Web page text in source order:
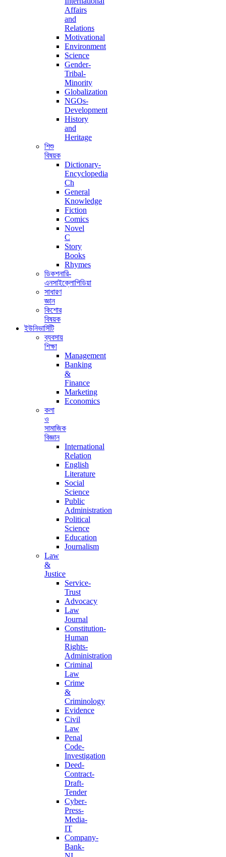
Affairs
and
Relations
Motivational
Environment
Science
Gender-
Tribal-
Minority
Globalization
NGOs-
Development
History
and
Heritage
শিশু
বিষয়ক
Dictionary-
Encyclopedia
Ch
General
Knowledge
Fiction
Comics
Novel
C
Story
Books
Rhymes
ডিকশনারি-
এনসাইক্লোপিডিয়া
সাধারণ
জ্ঞান
কিশোর
বিষয়ক
ইউনিভার্সিটি
ব্যবসায়
শিক্ষা
Management
Banking
&
Finance
Marketing
Economics
কলা
ও
সামাজিক
বিজ্ঞান
International
Relation
English
Literature
Social
Science
Public
Administration
Political
Science
Education
Journalism
Law
&
Justice
Service-
Trust
Advocacy
Law
Journal
Constitution-
Human
Rights-
Administration
Criminal
Law
Crime
&
Criminology
Evidence
Civil
Law
Penal
Code-
Investigation
Deed-
Contract-
Draft-
Tender
Cyber-
Press-
Media-
IT
Company-
Bank-